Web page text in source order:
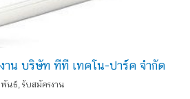
าน บริษัท ทีที เทคโน-ปาร์ค จำกัด
พันธ์, รับสมัครงาน